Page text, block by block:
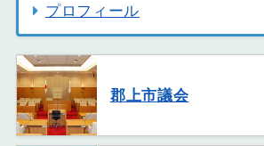
プロフィール
郡上市議会